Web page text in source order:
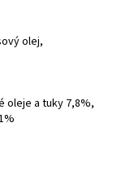
olej,
oleje a tuky 7,8%,